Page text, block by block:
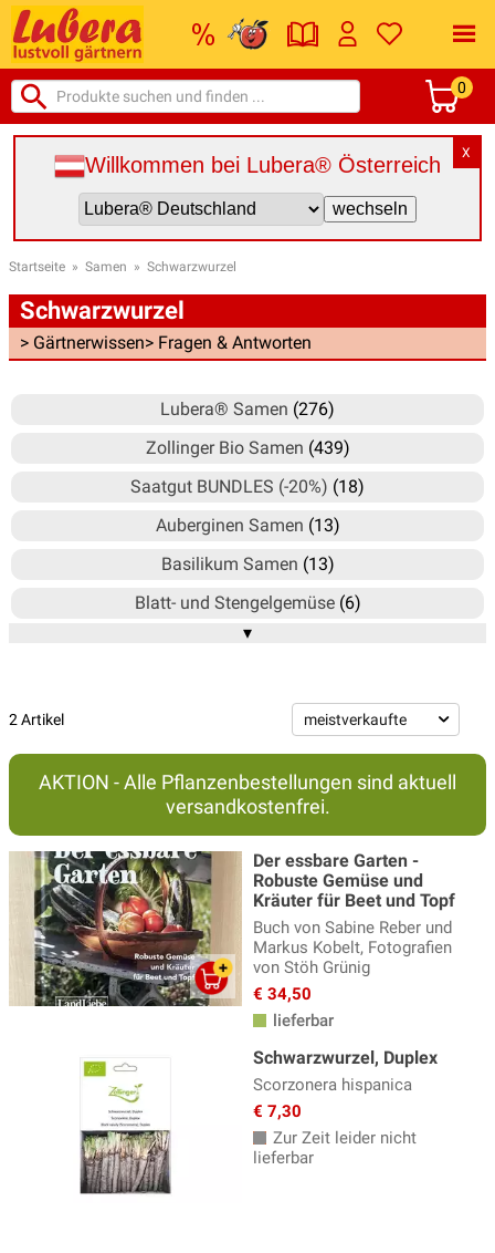
0
X
Willkommen bei Lubera® Österreich
Startseite » Samen » Schwarzwurzel
Schwarzwurzel
> Gärtnerwissen> Fragen & Antworten
Lubera® Samen (276)
Zollinger Bio Samen (439)
Saatgut BUNDLES (-20%) (18)
Auberginen Samen (13)
Basilikum Samen (13)
Blatt- und Stengelgemüse(6)
Blumen Samen
(10)
Culinaris Saatgut(100)
Culinaris Saatgut-Box(7)
Erbsen Samen(16)
Fenchel Samen(6)
Fruchtgemüse Samen(206)
Gemüsevielfalt, Raritäten(23)
Gründüngung(25)
Gurken Samen(18)
Karotten Samen(18)
Katzengras Samen
Kohl Samen(43)
Küchenkräuter Samen
▾
2 Artikel
AKTION - Alle Pflanzenbestellungen sind aktuell
versandkostenfrei.
Der essbare Garten -
Robuste Gemüse und
Kräuter für Beet und Topf
Buch von Sabine Reber und
Markus Kobelt, Fotografien
von Stöh Grünig
€ 34,50
lieferbar
Schwarzwurzel, Duplex
Scorzonera hispanica
€ 7,30
Zur Zeit leider nicht
lieferbar